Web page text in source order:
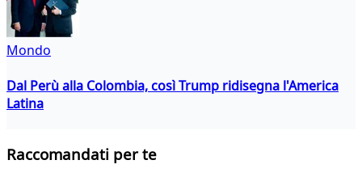
Mondo
Dal Perù alla Colombia, così Trump ridisegna l'America
Latina
Raccomandati per te